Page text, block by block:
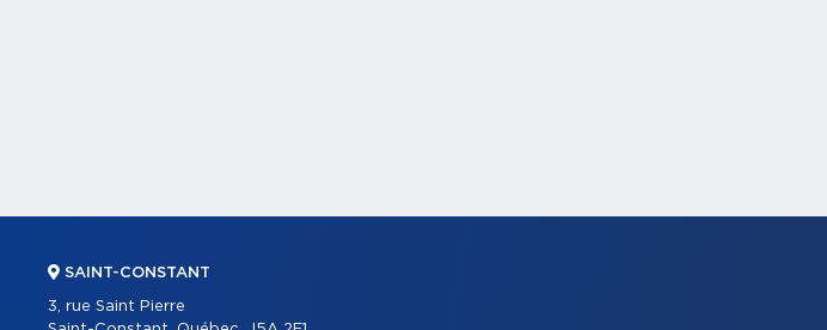
SAINT-CONSTANT
3, rue Saint Pierre